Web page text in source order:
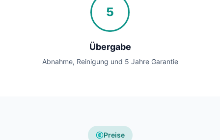
5
Übergabe
Abnahme, Reinigung und 5 Jahre Garantie
Preise